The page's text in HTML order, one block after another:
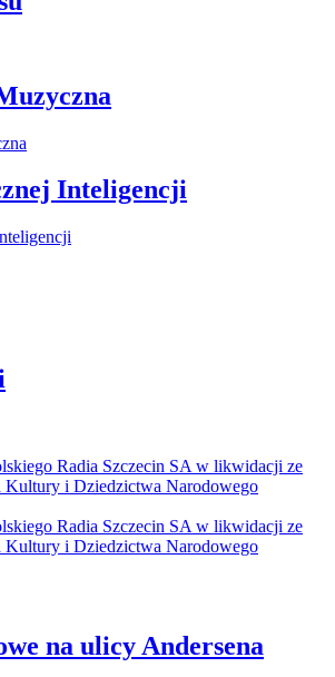
Inteligencji
na ulicy Andersena